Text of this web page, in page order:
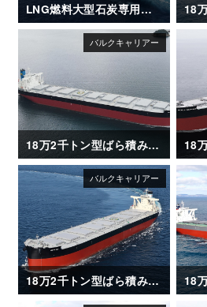
LNG燃料大型石炭専用船「REIMEI（苓明）」
18万2千トン型ばら積み運搬船「AGIS」
18万2千トン型ばら積み運搬船「AQUAJOY」